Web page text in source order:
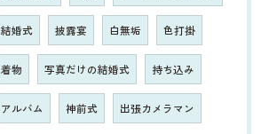
結婚式 披露宴 白無垢 色打掛
着物 写真だけの結婚式 持ち込み
アルバム 神前式 出張カメラマン